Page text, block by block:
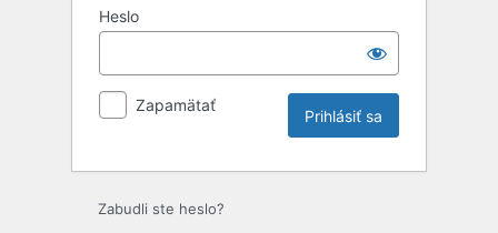
Heslo
Zapamätať
Zabudli ste heslo?